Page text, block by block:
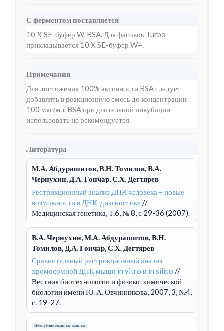
С ферментом поставляется
10 Х SE-буфер W, BSA. Для фасовок Turbo
прикладывается 10 X SE-буфер W+.
Примечания
Для достижения 100% активности BSA следует
добавлять в реакционную смесь до концентрации
100 мкг/мл. BSA при длительной инкубации
использовать не рекомендуется.
Литература
М.А. Абдурашитов, В.Н. Томилов, В.А.
Чернухин, Д.А. Гончар, С.Х. Дегтярев
Рестрикционный анализ ДНК человека – новые
возможности в ДНК-диагностике //
Медицинская генетика, Т.6, № 8, с 29-36 (2007).
В.А. Чернухин, М.А. Абдурашитов, В.Н.
Томилов, Д.А. Гончар, С.Х. Дегтярев
Сравнительный рестрикционный анализ
хромосомной ДНК мыши in vitro и in silico //
Вестник биотехнологии и физико-химической
биологии имени Ю. А. Овчинникова, 2007, 3, №4,
с. 19-27.
Неопубликованные данные